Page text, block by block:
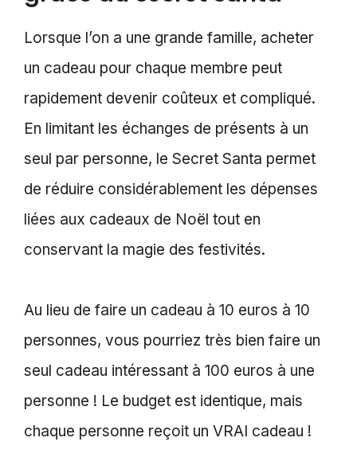
Lorsque l’on a une grande famille, acheter
un cadeau pour chaque membre peut
rapidement devenir coûteux et compliqué.
En limitant les échanges de présents à un
seul par personne, le Secret Santa permet
de réduire considérablement les dépenses
liées aux cadeaux de Noël tout en
conservant la magie des festivités.
Au lieu de faire un cadeau à 10 euros à 10
personnes, vous pourriez très bien faire un
seul cadeau intéressant à 100 euros à une
personne ! Le budget est identique, mais
chaque personne reçoit un VRAI cadeau !